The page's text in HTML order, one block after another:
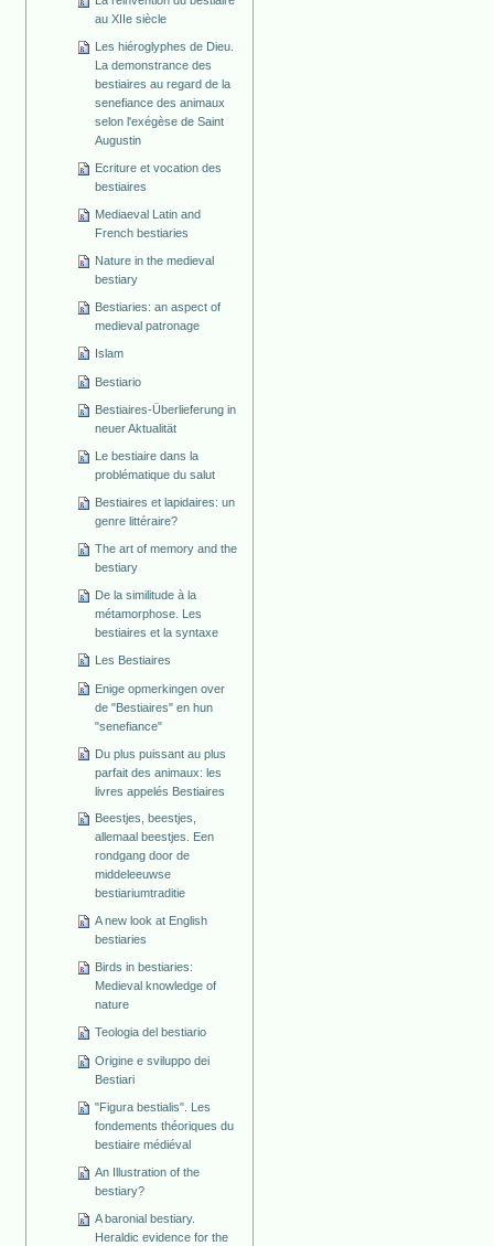
au XIIe siècle
Les hiéroglyphes de Dieu.
La demonstrance des
bestiaires au regard de la
senefiance des animaux
selon l'exégèse de Saint
Augustin
Ecriture et vocation des
bestiaires
Mediaeval Latin and
French bestiaries
Nature in the medieval
bestiary
Bestiaries: an aspect of
medieval patronage
Islam
Bestiario
Bestiaires-Überlieferung in
neuer Aktualität
Le bestiaire dans la
problématique du salut
Bestiaires et lapidaires: un
genre littéraire?
The art of memory and the
bestiary
De la similitude à la
métamorphose. Les
bestiaires et la syntaxe
Les Bestiaires
Enige opmerkingen over
de "Bestiaires" en hun
"senefiance"
Du plus puissant au plus
parfait des animaux: les
livres appelés Bestiaires
Beestjes, beestjes,
allemaal beestjes. Een
rondgang door de
middeleeuwse
bestiariumtraditie
A new look at English
bestiaries
Birds in bestiaries:
Medieval knowledge of
nature
Teologia del bestiario
Origine e sviluppo dei
Bestiari
"Figura bestialis". Les
fondements théoriques du
bestiaire médiéval
An Illustration of the
bestiary?
A baronial bestiary.
Heraldic evidence for the